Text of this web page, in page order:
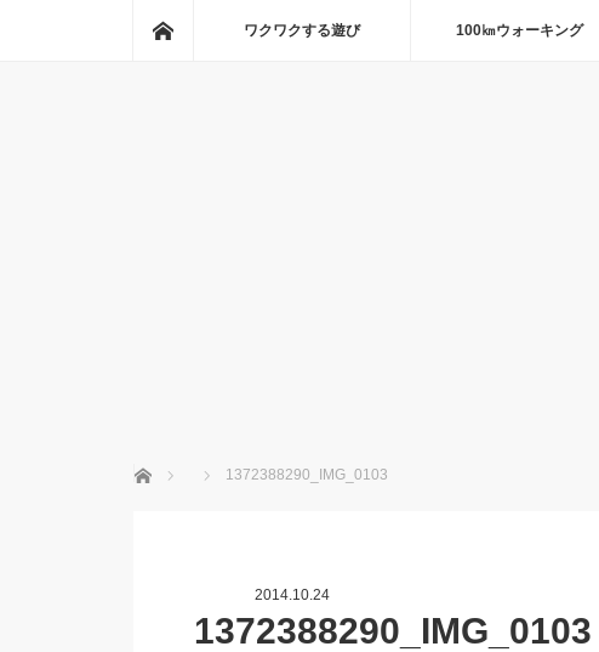
ホームワクワクする遊び 100㎞ウォーキング
ホーム 1372388290_IMG_0103
2014.10.24
1372388290_IMG_0103